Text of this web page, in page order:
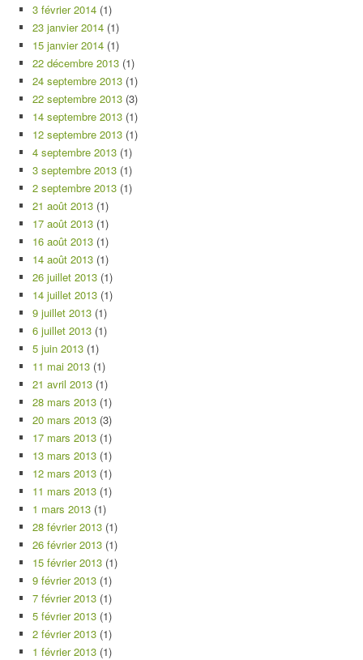
3 février 2014 (1)
23 janvier 2014 (1)
15 janvier 2014 (1)
22 décembre 2013 (1)
24 septembre 2013 (1)
22 septembre 2013 (3)
14 septembre 2013 (1)
12 septembre 2013 (1)
4 septembre 2013 (1)
3 septembre 2013 (1)
2 septembre 2013 (1)
21 août 2013 (1)
17 août 2013 (1)
16 août 2013 (1)
14 août 2013 (1)
26 juillet 2013 (1)
14 juillet 2013 (1)
9 juillet 2013 (1)
6 juillet 2013 (1)
5 juin 2013 (1)
11 mai 2013 (1)
21 avril 2013 (1)
28 mars 2013 (1)
20 mars 2013 (3)
17 mars 2013 (1)
13 mars 2013 (1)
12 mars 2013 (1)
11 mars 2013 (1)
1 mars 2013 (1)
28 février 2013 (1)
26 février 2013 (1)
15 février 2013 (1)
9 février 2013 (1)
7 février 2013 (1)
5 février 2013 (1)
2 février 2013 (1)
1 février 2013 (1)